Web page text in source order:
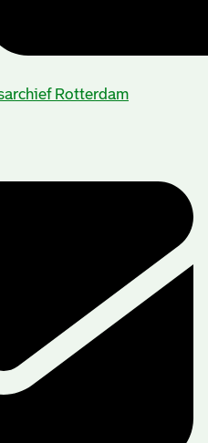
Rotterdam